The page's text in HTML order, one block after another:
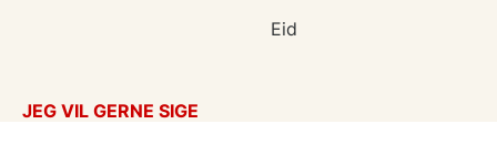
Eid
JEG VIL GERNE SIGE